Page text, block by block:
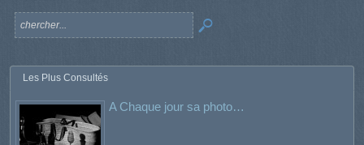
Les Plus Consultés
A Chaque jour sa photo…